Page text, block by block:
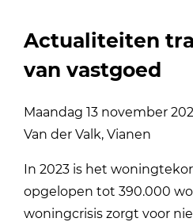
Actualiteiten
van vastgoed
Maandag 13 november
Van der Valk, Vianen
In 2023 is het
opgelopen tot 390.000
woningcrisis zorgt voor